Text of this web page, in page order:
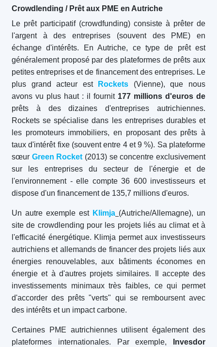
Crowdlending / Prêt aux PME en Autriche
Le prêt participatif (crowdfunding) consiste à prêter de
l'argent à des entreprises (souvent des PME) en
échange d'intérêts. En Autriche, ce type de prêt est
généralement proposé par des plateformes de prêts aux
petites entreprises et de financement des entreprises. Le
plus grand acteur est
Rockets (Vienne), que nous
avons vu plus haut : il fournit 177 millions d'euros de
prêts à des dizaines d'entreprises autrichiennes.
Rockets se spécialise dans les entreprises durables et
les promoteurs immobiliers, en proposant des prêts à
taux d'intérêt fixe (souvent entre 4 et 9 %). Sa plateforme
sœur Green Rocket (2013) se concentre exclusivement
sur les entreprises du secteur de l'énergie et de
l'environnement - elle compte 36 600 investisseurs et
dispose d'un financement de 135,7 millions d'euros.
Un autre exemple est Klimja (Autriche/Allemagne), un
site de crowdlending pour les projets liés au climat et à
l'efficacité énergétique. Klimja permet aux investisseurs
autrichiens et allemands de financer des projets liés aux
énergies renouvelables, aux bâtiments économes en
énergie et à d'autres projets similaires. Il accepte des
investissements minimaux très faibles, ce qui permet
d'accorder des prêts "verts" qui se remboursent avec
des intérêts et un impact carbone.
Certaines PME autrichiennes utilisent également des
plateformes internationales. Par exemple,
Invesdor